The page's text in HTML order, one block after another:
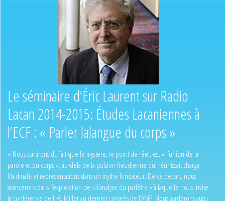
Le séminaire d'Éric Laurent sur Radio
Lacan 2014-2015: Études Lacaniennes à
l’ECF : « Parler lalangue du corps »
« Nous partirons du fait que le mystère, le point de réel, est « l’union de la
parole et du corps », au-delà de la pulsion freudienne qui réunissait charge
libidinale et représentations dans un mythe fondateur. De ce départ, nous
avancerons dans l’exploration de « l’analyse du parlêtre » à laquelle nous invite
la conférence de J.-A. Miller au dernier congrès de l’AMP. Nous garderons aussi